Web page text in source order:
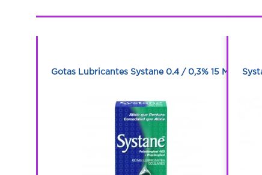
Gotas Lubricantes Systane 0.4 / 0,3% 15 Ml